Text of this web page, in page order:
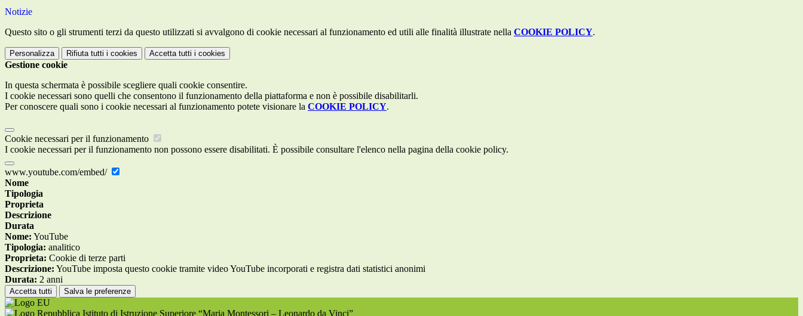
Notizie
Questo sito o gli strumenti terzi da questo utilizzati si avvalgono di cookie necessari al funzionamento ed utili alle finalità illustrate nella COOKIE POLICY.
Personalizza Rifiuta tutti i cookies Accetta tutti i cookies
Gestione cookie
In questa schermata è possibile scegliere quali cookie consentire.
I cookie necessari sono quelli che consentono il funzionamento della piattaforma e non è possibile disabilitarli.
Per conoscere quali sono i cookie necessari al funzionamento potete visionare la COOKIE POLICY.
Cookie necessari per il funzionamento
I cookie necessari per il funzionamento non possono essere disabilitati. È possibile consultare l'elenco nella pagina della cookie policy.
www.youtube.com/embed/
Nome
Tipologia
Proprieta
Descrizione
Durata
Nome: YouTube
Tipologia: analitico
Proprieta: Cookie di terze parti
Descrizione: YouTube imposta questo cookie tramite video YouTube incorporati e registra dati statistici anonimi
Durata: 2 anni
Accetta tutti Salva le preferenze
Istituto di Istruzione Superiore “Maria Montessori – Leonardo da Vinci”